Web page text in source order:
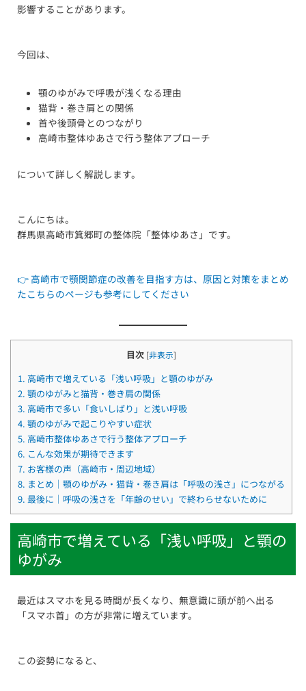
影響することがあります。
今回は、
顎のゆがみで呼吸が浅くなる理由
猫背・巻き肩との関係
首や後頭骨とのつながり
高崎市整体ゆあさで行う整体アプローチ
について詳しく解説します。
こんにちは。
群馬県高崎市箕郷町の整体院「整体ゆあさ」です。
👉 高崎市で顎関節症の改善を目指す方は、原因と対策をまとめ
たこちらのページも参考にしてください
目次 [非表示]
1. 高崎市で増えている「浅い呼吸」と顎のゆがみ
2. 顎のゆがみと猫背・巻き肩の関係
3. 高崎市で多い「食いしばり」と浅い呼吸
4. 顎のゆがみで起こりやすい症状
5. 高崎市整体ゆあさで行う整体アプローチ
6. こんな効果が期待できます
7. お客様の声（高崎市・周辺地域）
8. まとめ｜顎のゆがみ・猫背・巻き肩は「呼吸の浅さ」につながる
9. 最後に｜呼吸の浅さを「年齢のせい」で終わらせないために
高崎市で増えている「浅い呼吸」と顎の
ゆがみ
最近はスマホを見る時間が長くなり、無意識に頭が前へ出る
「スマホ首」の方が非常に増えています。
この姿勢になると、